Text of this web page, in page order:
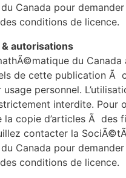
Canada pour
conditions de licence.
& autorisations
du Canada
de cette publication Ã
personnel.
interdite. Pour
la copie d’articles Ã des
contacter la
Canada pour
conditions de licence.